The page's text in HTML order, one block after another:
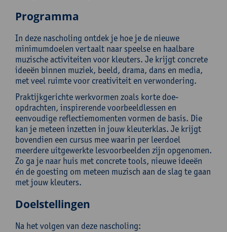
Programma
In deze nascholing ontdek je hoe je de nieuwe
minimumdoelen vertaalt naar speelse en haalbare
muzische activiteiten voor kleuters. Je krijgt concrete
ideeën binnen muziek, beeld, drama, dans en media,
met veel ruimte voor creativiteit en verwondering.
Praktijkgerichte werkvormen zoals korte doe-
opdrachten, inspirerende voorbeeldlessen en
eenvoudige reflectiemomenten vormen de basis. Die
kan je meteen inzetten in jouw kleuterklas. Je krijgt
bovendien een cursus mee waarin per leerdoel
meerdere uitgewerkte lesvoorbeelden zijn opgenomen.
Zo ga je naar huis met concrete tools, nieuwe ideeën
én de goesting om meteen muzisch aan de slag te gaan
met jouw kleuters.
Doelstellingen
Na het volgen van deze nascholing: